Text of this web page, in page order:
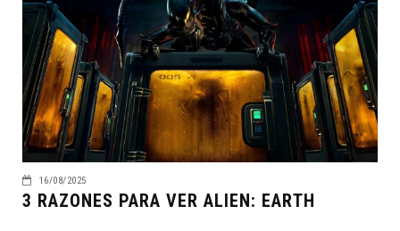
16/08/2025
3 RAZONES PARA VER ALIEN: EARTH